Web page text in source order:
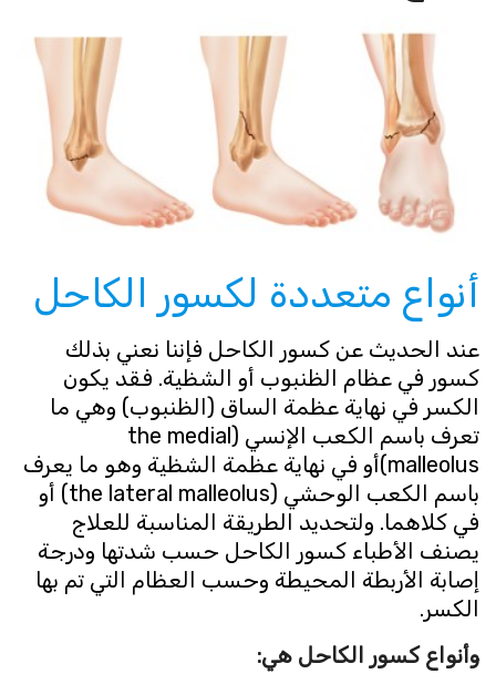
أنواع متعددة لكسور الكاحل
عند الحديث عن كسور الكاحل فإننا نعني بذلك
كسور في عظام الظنبوب أو الشظية. فقد يكون
الكسر في نهاية عظمة الساق (الظنبوب) وهي ما
تعرف باسم الكعب الإنسي (the medial
malleolus)أو في نهاية عظمة الشظية وهو ما يعرف
باسم الكعب الوحشي (the lateral malleolus) أو
في كلاهما. ولتحديد الطريقة المناسبة للعلاج
يصنف الأطباء كسور الكاحل حسب شدتها ودرجة
إصابة الأربطة المحيطة وحسب العظام التي تم بها
الكسر.
وأنواع كسور الكاحل هي: